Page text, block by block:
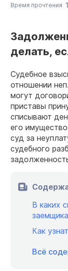
Время прочтения
делать,
Судебное
отношении
могут
приставы
списывают
его
суд за
судебного
В каких
заемщика
Как
Всё